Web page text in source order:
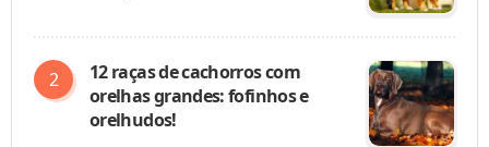
12 raças de cachorros com
orelhas grandes: fofinhos e
orelhudos!